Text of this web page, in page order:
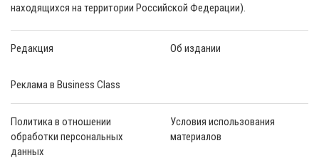
находящихся на территории Российской Федерации).
Редакция Об издании
Реклама в Business Class
Политика в отношении
обработки персональных
данных
Условия использования
материалов